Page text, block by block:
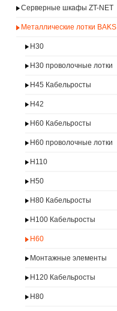
Серверные шкафы ZT-NET
Металлические лотки BAKS
H30
H30 проволочные лотки
H45 Кабельросты
H42
H60 Кабельросты
H60 проволочные лотки
H110
H50
H80 Кабельросты
H100 Кабельросты
H60
Монтажные элементы
H120 Кабельросты
H80